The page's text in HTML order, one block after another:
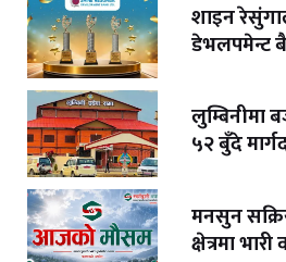
शाइन
डेभलपमेन्ट
लुम्बिनीमा
५२ बुँदे
मनसुन
क्षेत्रमा